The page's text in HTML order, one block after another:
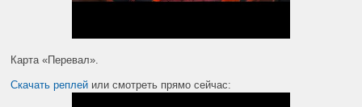
Карта «Перевал».
Скачать реплей или смотреть прямо сейчас: